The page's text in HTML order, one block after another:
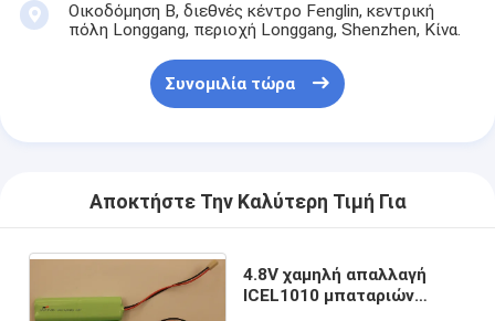
Οικοδόμηση Β, διεθνές κέντρο Fenglin, κεντρική
πόλη Longgang, περιοχή Longgang, Shenzhen, Κίνα.
Συνομιλία τώρα
Αποκτήστε Την Καλύτερη Τιμή Για
4.8V χαμηλή απαλλαγή
ICEL1010 μπαταριών